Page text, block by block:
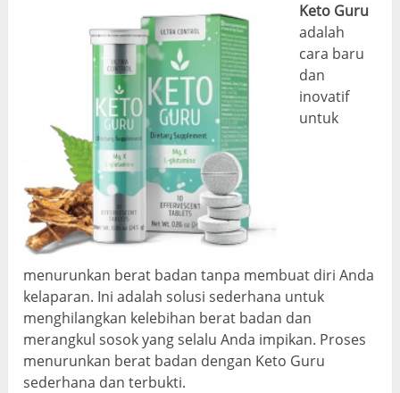
Keto Guru
adalah
cara baru
dan
inovatif
untuk
menurunkan berat badan tanpa membuat diri Anda
kelaparan. Ini adalah solusi sederhana untuk
menghilangkan kelebihan berat badan dan
merangkul sosok yang selalu Anda impikan. Proses
menurunkan berat badan dengan Keto Guru
sederhana dan terbukti.